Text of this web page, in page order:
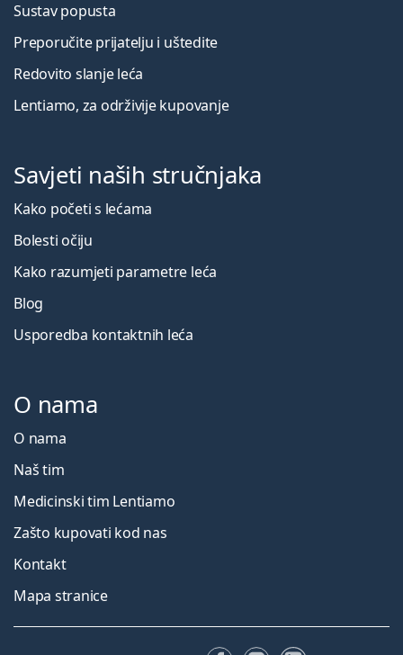
Sustav popusta
Preporučite prijatelju i uštedite
Redovito slanje leća
Lentiamo, za održivije kupovanje
Savjeti naših stručnjaka
Kako početi s lećama
Bolesti očiju
Kako razumjeti parametre leća
Blog
Usporedba kontaktnih leća
O nama
O nama
Naš tim
Medicinski tim Lentiamo
Zašto kupovati kod nas
Kontakt
Mapa stranice